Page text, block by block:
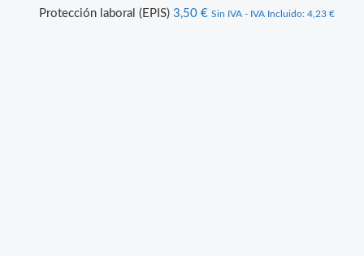
Protección laboral (EPIS) 3,50 € Sin IVA - IVA Incluido: 4,23 €